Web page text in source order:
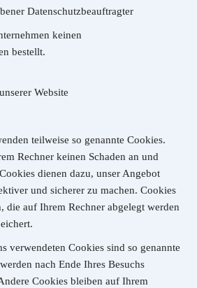
Datenschutzbeauftragter
keinen
bestellt.
Website
teilweise so genannte Cookies.
Rechner keinen Schaden an und
dienen dazu, unser Angebot
und sicherer zu machen. Cookies
die auf Ihrem Rechner abgelegt werden
verwendeten Cookies sind so genannte
nach Ende Ihres Besuchs
Cookies bleiben auf Ihrem